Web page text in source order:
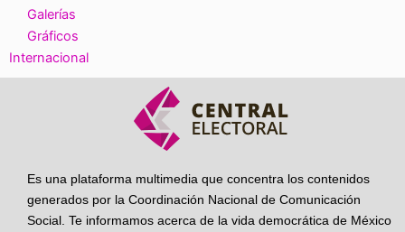
Galerías
Gráficos
Internacional
Es una plataforma multimedia que concentra los contenidos
generados por la Coordinación Nacional de Comunicación
Social. Te informamos acerca de la vida democrática de México